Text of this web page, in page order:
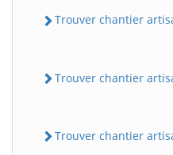
Trouver chantier
Trouver chantier
Trouver chantier